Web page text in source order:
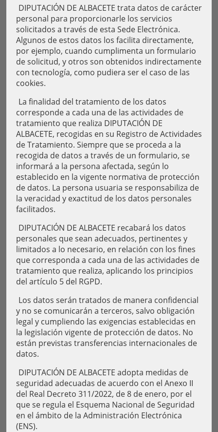
DIPUTACIÓN DE ALBACETE trata datos de carácter
personal para proporcionarle los servicios
solicitados a través de esta Sede Electrónica.
Algunos de estos datos los facilita directamente,
por ejemplo, cuando cumplimenta un formulario
de solicitud, y otros son obtenidos indirectamente
con tecnología, como pudiera ser el caso de las
cookies.
La finalidad del tratamiento de los datos
corresponde a cada una de las actividades de
tratamiento que realiza DIPUTACIÓN DE
ALBACETE, recogidas en su Registro de Actividades
de Tratamiento. Siempre que se proceda a la
recogida de datos a través de un formulario, se
informará a la persona afectada, según lo
establecido en la vigente normativa de protección
de datos. La persona usuaria se responsabiliza de
la veracidad y exactitud de los datos personales
facilitados.
DIPUTACIÓN DE ALBACETE recabará los datos
personales que sean adecuados, pertinentes y
limitados a lo necesario, en relación con los fines
que corresponda a cada una de las actividades de
tratamiento que realiza, aplicando los principios
del artículo 5 del RGPD.
Los datos serán tratados de manera confidencial
y no se comunicarán a terceros, salvo obligación
legal y cumpliendo las exigencias establecidas en
la legislación vigente de protección de datos. No
están previstas transferencias internacionales de
datos.
DIPUTACIÓN DE ALBACETE adopta medidas de
seguridad adecuadas de acuerdo con el Anexo II
del Real Decreto 311/2022, de 8 de enero, por el
que se regula el Esquema Nacional de Seguridad
en el ámbito de la Administración Electrónica
(ENS).